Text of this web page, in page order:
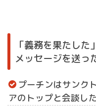
「義務を果たし
メッセージを送っ
プーチンはサンク
アのトップと会談した